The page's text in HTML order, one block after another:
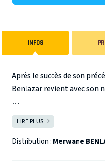
INFOS
Après le succès de son
Benlazar revient avec son
Le saviez-vous ?
Merwane Benlazar est
l’émission Zoom Zoom Zen.
LIRE PLUS
Distribution : Merwane